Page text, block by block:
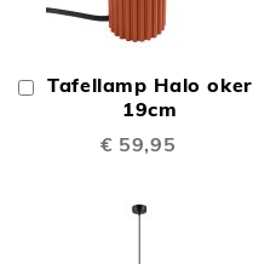
Tafellamp Halo oker
19cm
€ 59,95
In
Winkelwagen